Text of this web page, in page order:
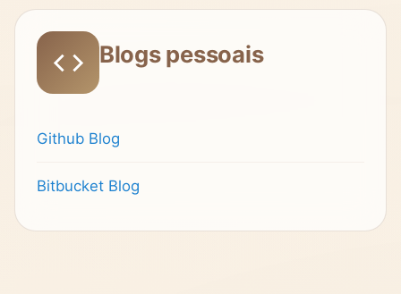
Blogs pessoais
Github Blog
Bitbucket Blog